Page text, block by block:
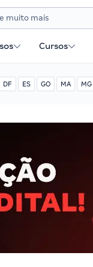
Cursos
DF ES GO MA MG